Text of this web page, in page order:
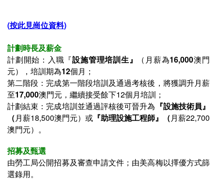
(按此見崗位資料)
計劃時長及薪金
計劃開始：入職『設施管理培訓生』 （月薪為16,000澳門
元），培訓期為12個月；
第二階段：完成第一階段培訓及通過考核後， 將獲調升月薪
至17,000澳門元 ， 繼續接受餘下12個月培訓 ；
計劃結束：完成培訓並通過評核後可晉升為 『設施技術員』
（月薪18,500澳門元）或 『助理設施工程師』 （月薪22,700
澳門元） 。
招募及甄選
由勞工局公開招募及審查申請文件； 由美高梅以擇優方式篩
選錄用。